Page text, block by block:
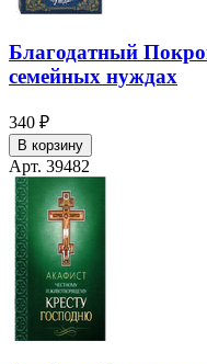
Благодатный
семейных нуждах
340 ₽
В корзину
Арт. 39482